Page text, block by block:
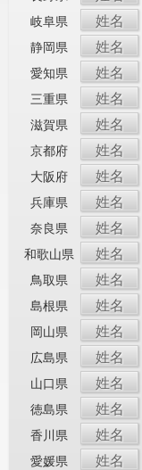
岐阜県 姓名
静岡県 姓名
愛知県 姓名
三重県 姓名
滋賀県 姓名
京都府 姓名
大阪府 姓名
兵庫県 姓名
奈良県 姓名
和歌山県 姓名
鳥取県 姓名
島根県 姓名
岡山県 姓名
広島県 姓名
山口県 姓名
徳島県 姓名
香川県 姓名
愛媛県 姓名